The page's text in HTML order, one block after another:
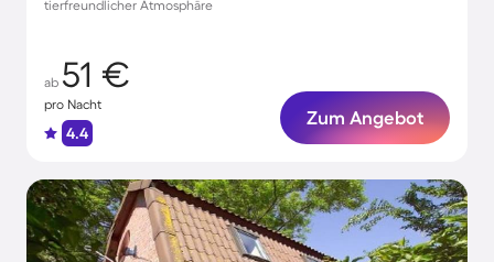
tierfreundlicher Atmosphäre
ab 51 €
pro Nacht
4.4
Zum Angebot